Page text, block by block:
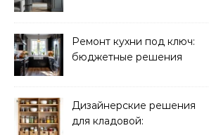
Ремонт кухни под ключ:
бюджетные решения
Дизайнерские решения
для кладовой: